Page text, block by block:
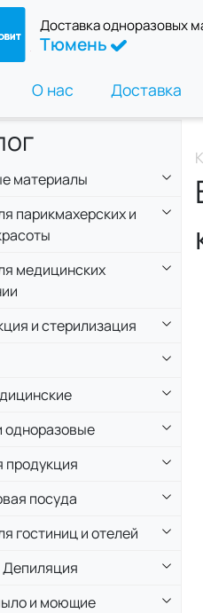
Доставка одноразовых
Тюмень
О нас Доставка
материалы
парикмахерских и
медицинских
и стерилизация
одноразовые
продукция
посуда
гостиниц и отелей
Депиляция
и моющие